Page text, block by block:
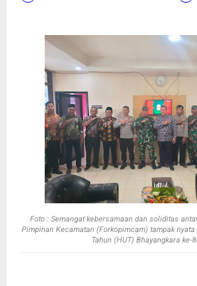
Foto : Semangat kebersamaan dan soliditas
Pimpinan Kecamatan (Forkopimcam) tampak
Tahun (HUT) Bhayangkara ke-